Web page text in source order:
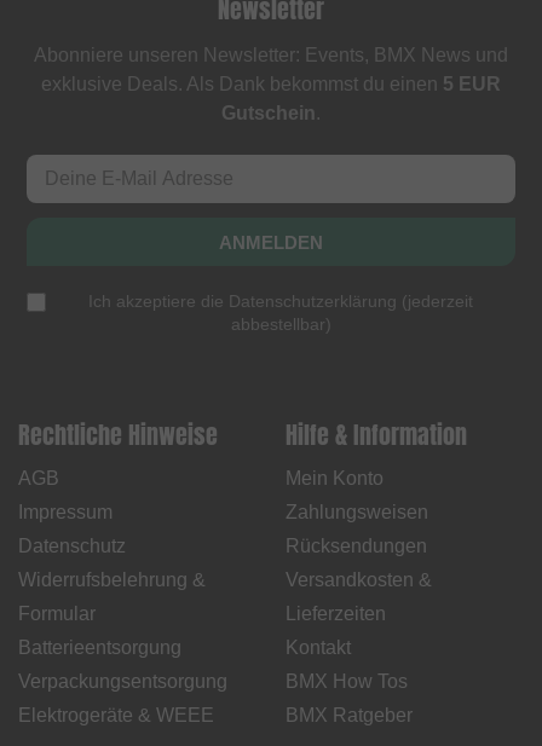
Newsletter
Abonniere unseren Newsletter: Events, BMX News und
exklusive Deals. Als Dank bekommst du einen 5 EUR
Gutschein.
ANMELDEN
Ich akzeptiere die Datenschutzerklärung (jederzeit
abbestellbar)
Rechtliche Hinweise
AGB
Impressum
Datenschutz
Widerrufsbelehrung &
Formular
Batterieentsorgung
Verpackungsentsorgung
Elektrogeräte & WEEE
Hilfe & Information
Mein Konto
Zahlungsweisen
Rücksendungen
Versandkosten &
Lieferzeiten
Kontakt
BMX How Tos
BMX Ratgeber